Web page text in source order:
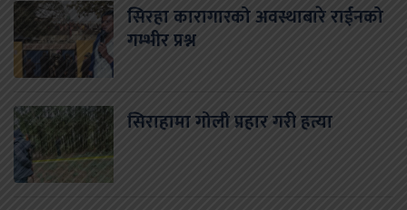
सिरहा कारागारको अवस्थाबारे राईनको
गम्भीर प्रश्न
सिराहामा गोली प्रहार गरी हत्या